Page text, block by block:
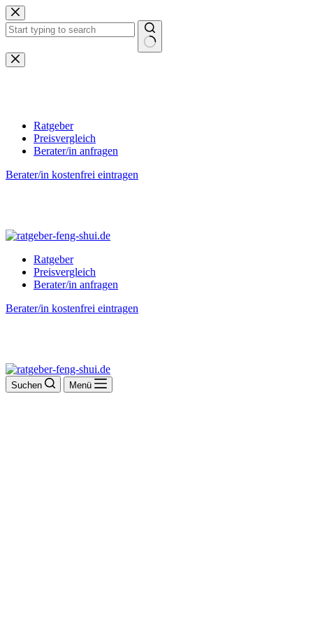
Zum
Inhalt
springen
Keine
Ergebnisse
Ratgeber
Preisvergleich
Berater/in anfragen
Berater/in kostenfrei eintragen
Ratgeber
Preisvergleich
Berater/in anfragen
Berater/in kostenfrei eintragen
Suchen Menü